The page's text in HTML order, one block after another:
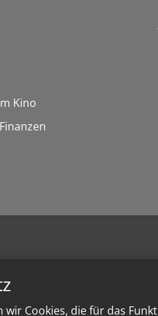
Cookies, die für das
Kino